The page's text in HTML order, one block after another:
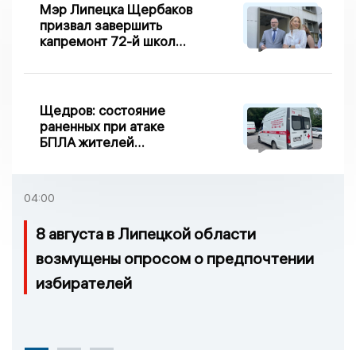
Мэр Липецка Щербаков
призвал завершить
капремонт 72-й школы
Щедров: состояние
раненных при атаке
БПЛА жителей
04:00
8 августа в Липецкой области
возмущены опросом о предпочтении
избирателей